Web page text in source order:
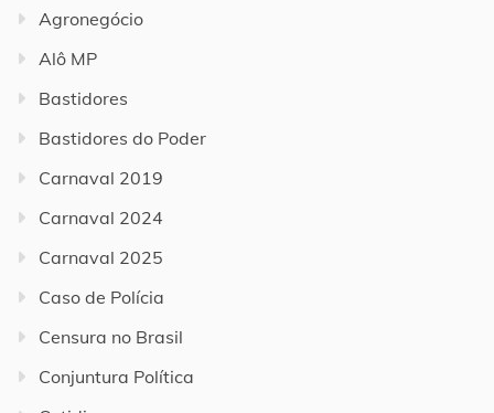
Agronegócio
Alô MP
Bastidores
Bastidores do Poder
Carnaval 2019
Carnaval 2024
Carnaval 2025
Caso de Polícia
Censura no Brasil
Conjuntura Política